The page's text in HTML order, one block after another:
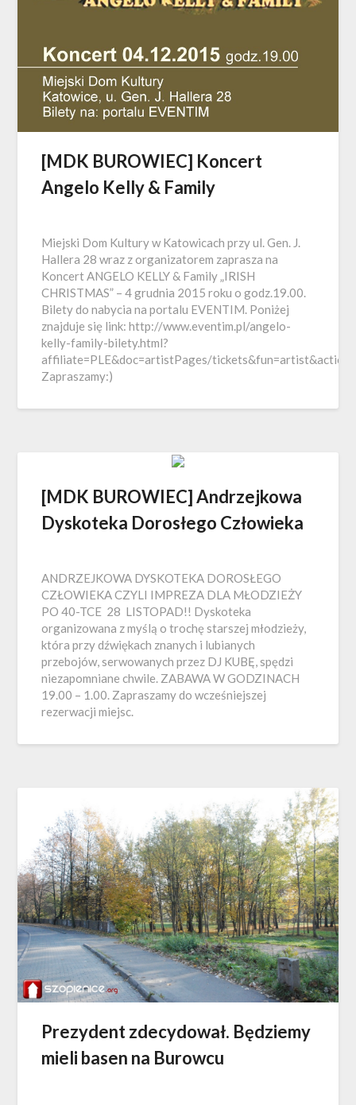
[MDK BUROWIEC] Koncert
Angelo Kelly & Family
Miejski Dom Kultury w Katowicach przy ul. Gen. J.
Hallera 28 wraz z organizatorem zaprasza na
Koncert ANGELO KELLY & Family „IRISH
CHRISTMAS” – 4 grudnia 2015 roku o godz.19.00.
Bilety do nabycia na portalu EVENTIM. Poniżej
znajduje się link: http://www.eventim.pl/angelo-
kelly-family-bilety.html?
affiliate=PLE&doc=artistPages/
Zapraszamy:)
[MDK BUROWIEC] Andrzejkowa
Dyskoteka Dorosłego Człowieka
ANDRZEJKOWA DYSKOTEKA DOROSŁEGO
CZŁOWIEKA CZYLI IMPREZA DLA MŁODZIEŻY
PO 40-TCE 28 LISTOPAD!! Dyskoteka
organizowana z myślą o trochę starszej młodzieży,
która przy dźwiękach znanych i lubianych
przebojów, serwowanych przez DJ KUBĘ, spędzi
niezapomniane chwile. ZABAWA W GODZINACH
19.00 – 1.00. Zapraszamy do wcześniejszej
rezerwacji miejsc.
Prezydent zdecydował. Będziemy
mieli basen na Burowcu